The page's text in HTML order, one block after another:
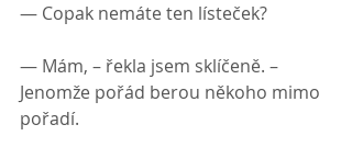
— Copak nemáte ten lísteček?
— Mám, – řekla jsem sklíčeně. –
Jenomže pořád berou někoho mimo
pořadí.